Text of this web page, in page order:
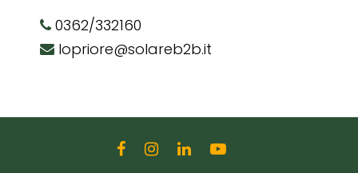
0362/332160
lopriore@solareb2b.it